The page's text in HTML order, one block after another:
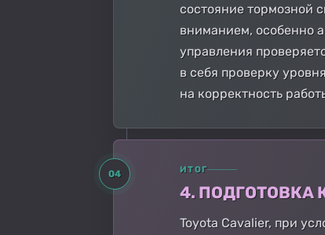
состояние тормозной
вниманием, особенно
управления
в себя проверку
на корректность
04 ИТОГ
4. ПОДГОТОВКА
Toyota Cavalier, при